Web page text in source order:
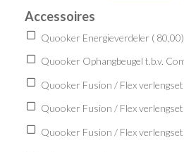
Accessoires
Quooker Energieverdeler ( 80,00)
Quooker Ophangbeugel t.b.v.
Quooker Fusion / Flex verlengset
Quooker Fusion / Flex
Quooker Fusion / Flex